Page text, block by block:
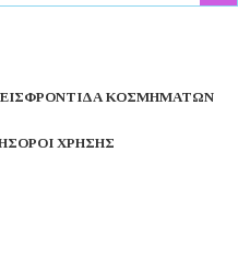
ΦΡΟΝΤΊΔΑ ΚΟΣΜΗΜΆΤΩΝ
ΌΡΟΙ ΧΡΉΣΗΣ